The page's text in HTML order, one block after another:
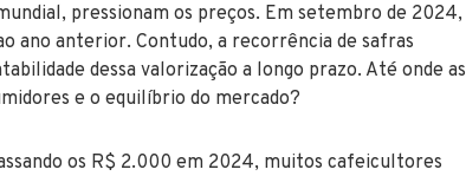
pressionam os preços. Em setembro de 2024,
ano anterior. Contudo, a recorrência de safras
dessa valorização a longo prazo. Até onde as
e o equilíbrio do mercado?
os R$ 2.000 em 2024, muitos cafeicultores